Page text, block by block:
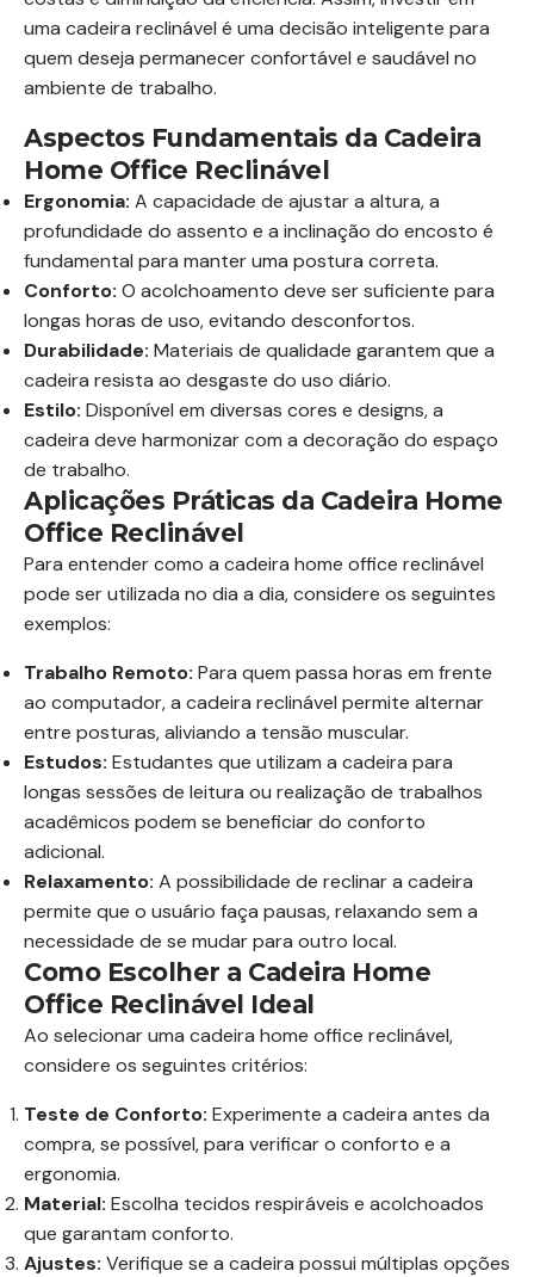
uma cadeira reclinável é uma decisão inteligente para
quem deseja permanecer confortável e saudável no
ambiente de trabalho.
Aspectos Fundamentais da Cadeira
Home Office Reclinável
Ergonomia: A capacidade de ajustar a altura, a
profundidade do assento e a inclinação do encosto é
fundamental para manter uma postura correta.
Conforto: O acolchoamento deve ser suficiente para
longas horas de uso, evitando desconfortos.
Durabilidade: Materiais de qualidade garantem que a
cadeira resista ao desgaste do uso diário.
Estilo: Disponível em diversas cores e designs, a
cadeira deve harmonizar com a decoração do espaço
de trabalho.
Aplicações Práticas da Cadeira Home
Office Reclinável
Para entender como a cadeira home office reclinável
pode ser utilizada no dia a dia, considere os seguintes
exemplos:
Trabalho Remoto: Para quem passa horas em frente
ao computador, a cadeira reclinável permite alternar
entre posturas, aliviando a tensão muscular.
Estudos: Estudantes que utilizam a cadeira para
longas sessões de leitura ou realização de trabalhos
acadêmicos podem se beneficiar do conforto
adicional.
Relaxamento: A possibilidade de reclinar a cadeira
permite que o usuário faça pausas, relaxando sem a
necessidade de se mudar para outro local.
Como Escolher a Cadeira Home
Office Reclinável Ideal
Ao selecionar uma cadeira home office reclinável,
considere os seguintes critérios:
Teste de Conforto: Experimente a cadeira antes da
compra, se possível, para verificar o conforto e a
ergonomia.
Material: Escolha tecidos respiráveis e acolchoados
que garantam conforto.
Ajustes: Verifique se a cadeira possui múltiplas opções